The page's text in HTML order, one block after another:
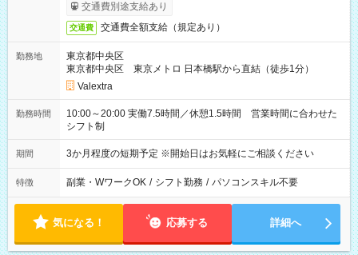
交通費別途支給あり
交通費 交通費全額支給（規定あり）
勤務地
東京都中央区
東京都中央区 東京メトロ 日本橋駅から直結（徒歩1分）
Valextra
勤務時間
10:00～20:00 実働7.5時間／休憩1.5時間 営業時間に合わせた
シフト制
期間 3か月程度の短期予定 ※開始日はお気軽にご相談ください
特徴 副業・WワークOK / シフト勤務 / パソコンスキル不要
気になる！ 応募する 詳細へ